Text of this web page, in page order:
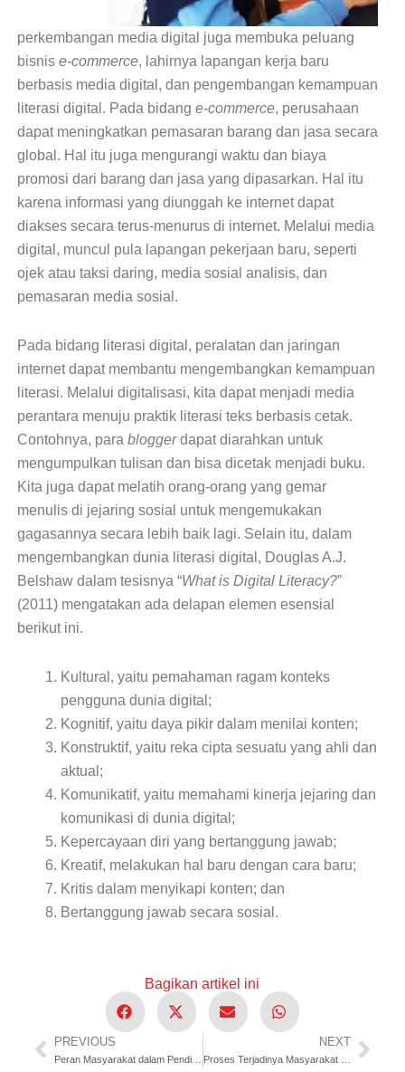
perkembangan media digital juga membuka peluang
bisnis e-commerce, lahirnya lapangan kerja baru
berbasis media digital, dan pengembangan kemampuan
literasi digital. Pada bidang e-commerce, perusahaan
dapat meningkatkan pemasaran barang dan jasa secara
global. Hal itu juga mengurangi waktu dan biaya
promosi dari barang dan jasa yang dipasarkan. Hal itu
karena informasi yang diunggah ke internet dapat
diakses secara terus-menurus di internet. Melalui media
digital, muncul pula lapangan pekerjaan baru, seperti
ojek atau taksi daring, media sosial analisis, dan
pemasaran media sosial.
Pada bidang literasi digital, peralatan dan jaringan
internet dapat membantu mengembangkan kemampuan
literasi. Melalui digitalisasi, kita dapat menjadi media
perantara menuju praktik literasi teks berbasis cetak.
Contohnya, para bloggerdapat diarahkan untuk
mengumpulkan tulisan dan bisa dicetak menjadi buku.
Kita juga dapat melatih orang-orang yang gemar
menulis di jejaring sosial untuk mengemukakan
gagasannya secara lebih baik lagi. Selain itu, dalam
mengembangkan dunia literasi digital, Douglas A.J.
Belshaw dalam tesisnya “What is Digital Literacy?”
(2011) mengatakan ada delapan elemen esensial
berikut ini.
Kultural, yaitu pemahaman ragam konteks
pengguna dunia digital;
Kognitif, yaitu daya pikir dalam menilai konten;
Konstruktif, yaitu reka cipta sesuatu yang ahli dan
aktual;
Komunikatif, yaitu memahami kinerja jejaring dan
komunikasi di dunia digital;
Kepercayaan diri yang bertanggung jawab;
Kreatif, melakukan hal baru dengan cara baru;
Kritis dalam menyikapi konten; dan
Bertanggung jawab secara sosial.
Bagikan artikel ini
Prev
PREVIOUS NEXT Next